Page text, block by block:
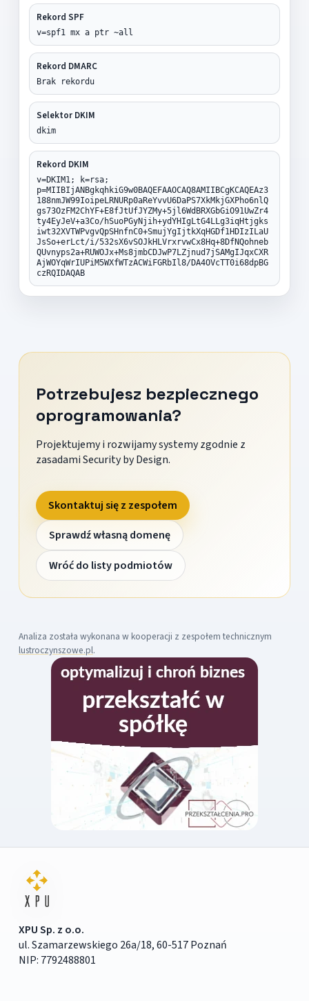
Rekord SPF
v=spf1 mx a ptr ~all
Rekord DMARC
Brak rekordu
Selektor DKIM
dkim
Rekord DKIM
v=DKIM1; k=rsa;
p=MIIBIjANBgkqhkiG9w0BAQEFAAOCAQ8AMIIBCgKCAQEAz3
188nmJW99IoipeLRNURp0aReYvvU6DaPS7XkMkjGXPho6nlQ
gs73OzFM2ChYF+E8fJtUfJYZMy+5jl6WdBRXGbGiO91UwZr4
ty4EyJeV+a3Co/hSuoPGyNjih+ydYHIgLtG4LLg3iqHtjgks
iwt32XVTWPvgvQpSHnfnC0+SmujYgIjtkXqHGDf1HDIzILaU
JsSo+erLct/i/532sX6vSOJkHLVrxrvwCx8Hq+8DfNQohneb
QUvnyps2a+RUWOJx+Ms8jmbCDJwP7LZjnud7jSAMgIJqxCXR
AjWOYqWrIUPiM5WXfWTzACWiFGRbIl8/DA4OVcTT0i68dpBG
czRQIDAQAB
Potrzebujesz bezpiecznego
oprogramowania?
Projektujemy i rozwijamy systemy zgodnie z
zasadami Security by Design.
Skontaktuj się z zespołem
Sprawdź własną domenę
Wróć do listy podmiotów
Analiza została wykonana w kooperacji z zespołem technicznym
lustroczynszowe.pl.
XPU Sp. z o.o.
ul. Szamarzewskiego 26a/18, 60-517 Poznań
NIP: 7792488801